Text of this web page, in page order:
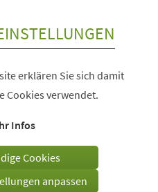
erklären Sie sich damit
Cookies verwendet.
Infos
Cookies
anpassen